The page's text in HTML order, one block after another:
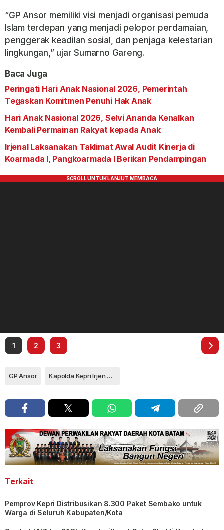
“GP Ansor memiliki visi menjadi organisasi pemuda
Islam terdepan yang menjadi pelopor perdamaian,
penggerak keadilan sosial, dan penjaga kelestarian
lingkungan,” ujar Sumarno Gareng.
Baca Juga
Peringati Hari Anak Nasional 2026, Pemerintah
Tegaskan Komitmen Penuhi Hak Anak
Hari Anak Nasional 2026, Selvi Ananda Kenalkan
Kembali Permainan Rakyat kepada Anak
Irjenal Laksanakan Taklimat Awal Audit Kinerja di
Koarmada I, Pangkoarmada I Berikan Pendampingan
1 2 3
GP Ansor Kapolda Kepri Irjen Pol Asep Safrudin
Terkait
Pemprov Kepri Distribusikan 8.300 Paket Sembako untuk
Warga di Seluruh Kabupaten/Kota